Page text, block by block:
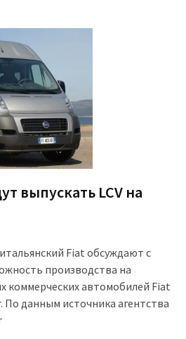
выпускать LCV на
Fiat обсуждают с
производства на
коммерческих автомобилей Fiat
По данным источника агентства